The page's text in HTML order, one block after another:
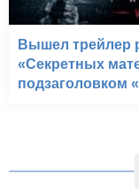
Вышел трейлер
«Секретных
подзаголовком